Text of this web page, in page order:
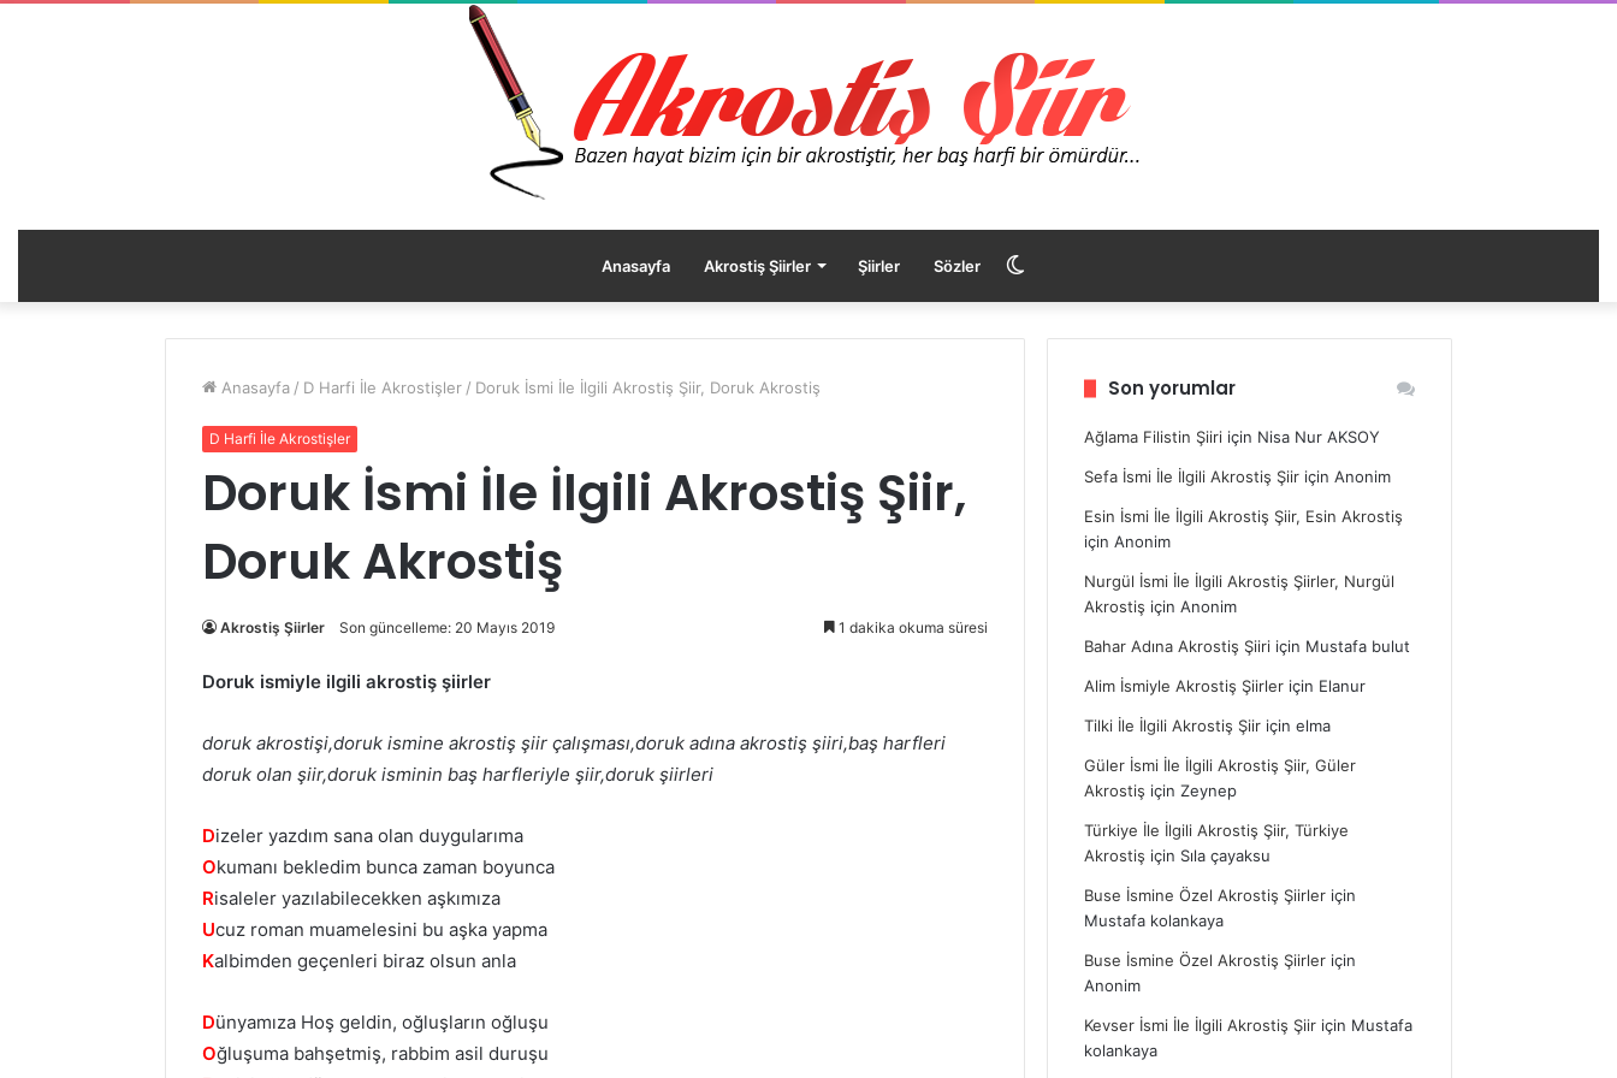
Anasayfa Akrostiş Şiirler Şiirler Sözler
görünümü
Anasayfa / D Harfi İle Akrostişler / Doruk İsmi İle İlgili Akrostiş Şiir, Doruk Akrostiş
D Harfi İle Akrostişler
Doruk İsmi İle İlgili Akrostiş Şiir,
Doruk Akrostiş
Akrostiş Şiirler Son güncelleme: 20 Mayıs 2019 1 dakika okuma süresi
Doruk ismiyle ilgili akrostiş şiirler
doruk akrostişi,doruk ismine akrostiş şiir çalışması,doruk adına akrostiş şiiri,baş harfleri
doruk olan şiir,doruk isminin baş harfleriyle şiir,doruk şiirleri
Dizeler yazdım sana olan duygularıma
Okumanı bekledim bunca zaman boyunca
Risaleler yazılabilecekken aşkımıza
Ucuz roman muamelesini bu aşka yapma
Kalbimden geçenleri biraz olsun anla
Dünyamıza Hoş geldin, oğluşların oğluşu
Oğluşuma bahşetmiş, rabbim asil duruşu
Son yorumlar
Ağlama Filistin Şiiri için Nisa Nur AKSOY
Sefa İsmi İle İlgili Akrostiş Şiir içinAnonim
Esin İsmi İle İlgili Akrostiş Şiir, Esin Akrostiş
içinAnonim
Nurgül İsmi İle İlgili Akrostiş Şiirler, Nurgül
Akrostiş içinAnonim
Bahar Adına Akrostiş Şiiri için Mustafa bulut
Alim İsmiyle Akrostiş Şiirler için Elanur
Tilki İle İlgili Akrostiş Şiir içinelma
Güler İsmi İle İlgili Akrostiş Şiir, Güler
Akrostiş içinZeynep
Türkiye İle İlgili Akrostiş Şiir, Türkiye
Akrostiş için Sıla çayaksu
Buse İsmine Özel Akrostiş Şiirler için
Mustafa kolankaya
Buse İsmine Özel Akrostiş Şiirler için
Anonim
Kevser İsmi İle İlgili Akrostiş Şiir için Mustafa
kolankaya